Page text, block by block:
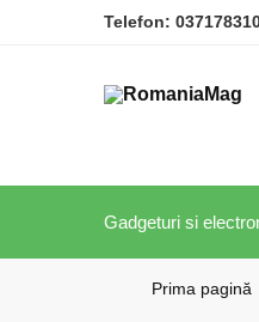
Telefon:
Gadgeturi si
Prima pagină